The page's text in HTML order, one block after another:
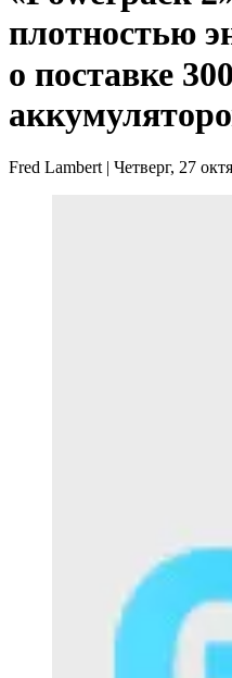
плотностью
о поставке
Fred Lambert| Четверг, 27